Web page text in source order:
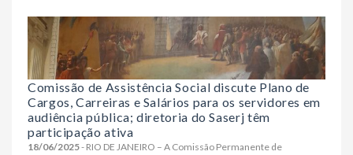
Comissão de Assistência Social discute Plano de
Cargos, Carreiras e Salários para os servidores em
audiência pública; diretoria do Saserj têm
participação ativa
18/06/2025- RIO DE JANEIRO – A Comissão Permanente de